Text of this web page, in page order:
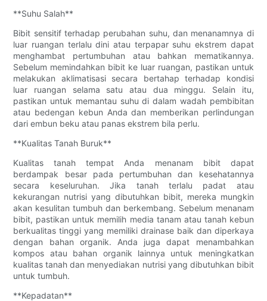
**Suhu Salah**
Bibit sensitif terhadap perubahan suhu, dan menanamnya di
luar ruangan terlalu dini atau terpapar suhu ekstrem dapat
menghambat pertumbuhan atau bahkan mematikannya.
Sebelum memindahkan bibit ke luar ruangan, pastikan untuk
melakukan aklimatisasi secara bertahap terhadap kondisi
luar ruangan selama satu atau dua minggu. Selain itu,
pastikan untuk memantau suhu di dalam wadah pembibitan
atau bedengan kebun Anda dan memberikan perlindungan
dari embun beku atau panas ekstrem bila perlu.
**Kualitas Tanah Buruk**
Kualitas tanah tempat Anda menanam bibit dapat
berdampak besar pada pertumbuhan dan kesehatannya
secara keseluruhan. Jika tanah terlalu padat atau
kekurangan nutrisi yang dibutuhkan bibit, mereka mungkin
akan kesulitan tumbuh dan berkembang. Sebelum menanam
bibit, pastikan untuk memilih media tanam atau tanah kebun
berkualitas tinggi yang memiliki drainase baik dan diperkaya
dengan bahan organik. Anda juga dapat menambahkan
kompos atau bahan organik lainnya untuk meningkatkan
kualitas tanah dan menyediakan nutrisi yang dibutuhkan bibit
untuk tumbuh.
**Kepadatan**